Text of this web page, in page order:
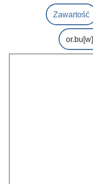
Zawartość
or.bu[w]